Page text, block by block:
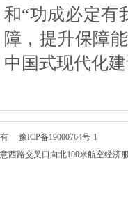
和“功成必定有
障，提升保障
中国式现代化
有 豫ICP备19000764号-1
西路交叉口向北100米航空经济